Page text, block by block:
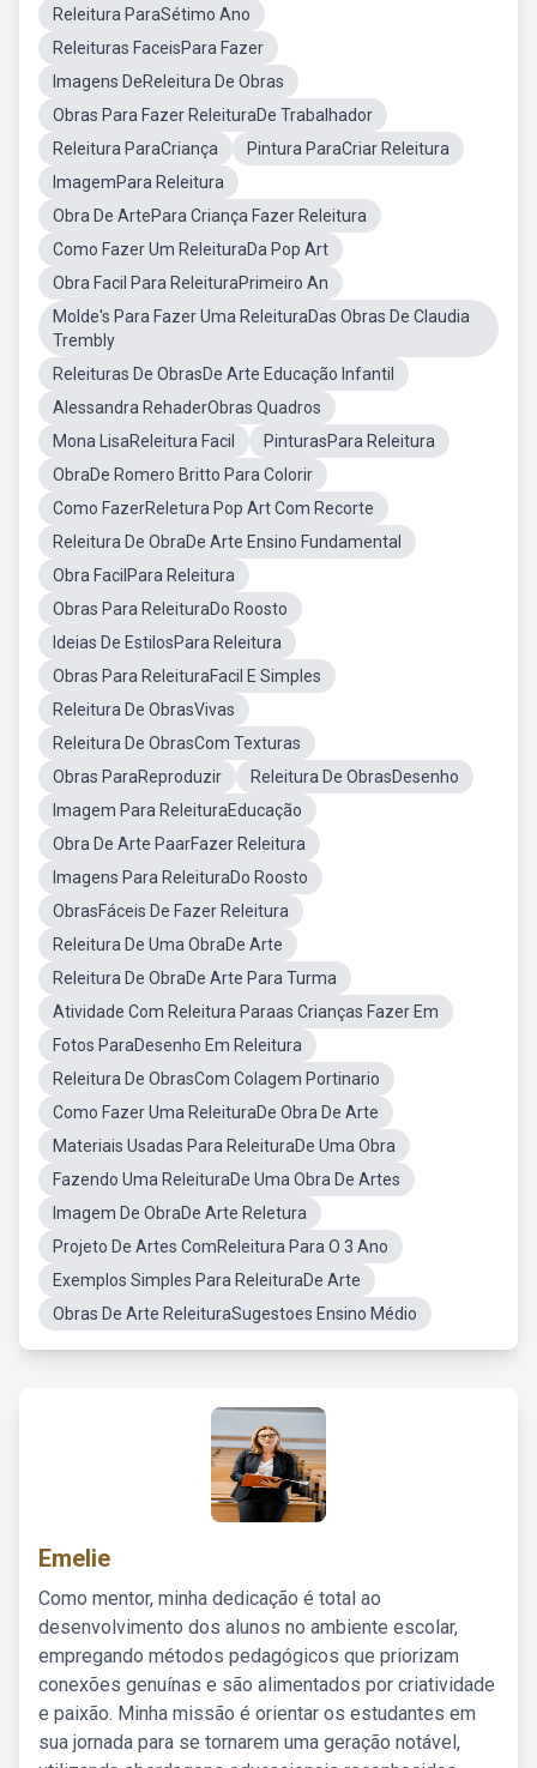
Releitura ParaSétimo Ano
Releituras FaceisPara Fazer
Imagens DeReleitura De Obras
Obras Para Fazer ReleituraDe Trabalhador
Releitura ParaCriança
Pintura ParaCriar Releitura
ImagemPara Releitura
Obra De ArtePara Criança Fazer Releitura
Como Fazer Um ReleituraDa Pop Art
Obra Facil Para ReleituraPrimeiro An
Molde's Para Fazer Uma ReleituraDas Obras De Claudia
Trembly
Releituras De ObrasDe Arte Educação Infantil
Alessandra RehaderObras Quadros
Mona LisaReleitura Facil
PinturasPara Releitura
ObraDe Romero Britto Para Colorir
Como FazerReletura Pop Art Com Recorte
Releitura De ObraDe Arte Ensino Fundamental
Obra FacilPara Releitura
Obras Para ReleituraDo Roosto
Ideias De EstilosPara Releitura
Obras Para ReleituraFacil E Simples
Releitura De ObrasVivas
Releitura De ObrasCom Texturas
Obras ParaReproduzir
Releitura De ObrasDesenho
Imagem Para ReleituraEducação
Obra De Arte PaarFazer Releitura
Imagens Para ReleituraDo Roosto
ObrasFáceis De Fazer Releitura
Releitura De Uma ObraDe Arte
Releitura De ObraDe Arte Para Turma
Atividade Com Releitura Paraas Crianças Fazer Em
Fotos ParaDesenho Em Releitura
Releitura De ObrasCom Colagem Portinario
Como Fazer Uma ReleituraDe Obra De Arte
Materiais Usadas Para ReleituraDe Uma Obra
Fazendo Uma ReleituraDe Uma Obra De Artes
Imagem De ObraDe Arte Reletura
Projeto De Artes ComReleitura Para O 3 Ano
Exemplos Simples Para ReleituraDe Arte
Obras De Arte ReleituraSugestoes Ensino Médio
Emelie
Como mentor, minha dedicação é total ao
desenvolvimento dos alunos no ambiente escolar,
empregando métodos pedagógicos que priorizam
conexões genuínas e são alimentados por criatividade
e paixão. Minha missão é orientar os estudantes em
sua jornada para se tornarem uma geração notável,